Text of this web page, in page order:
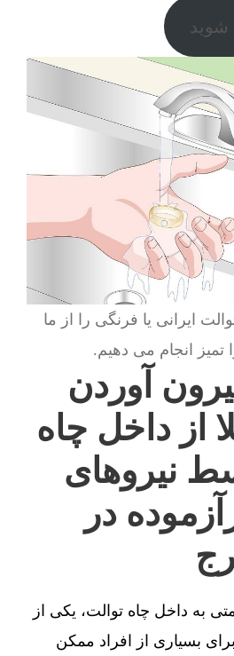
شوید
ایرانی یا فرنگی را از ما
تمیز انجام می دهیم.
آوردن
از داخل چاه
نیروهای
در
به داخل چاه توالت، یکی از
بسیاری از افراد ممکن